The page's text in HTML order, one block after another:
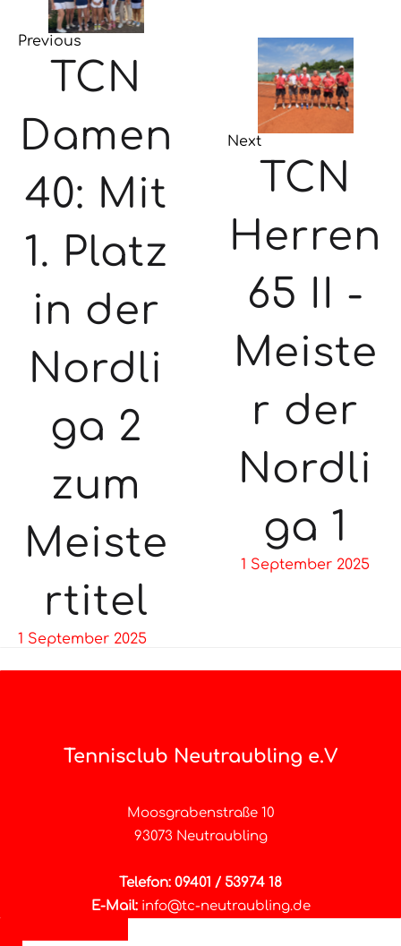
Previous
TCN
Damen
40: Mit
1. Platz
in der
Nordli
ga 2
zum
Meiste
rtitel
1 September 2025
Next
TCN
Herren
65 II -
Meiste
r der
Nordli
ga 1
1 September 2025
Tennisclub Neutraubling e.V
Moosgrabenstraße 10
93073 Neutraubling
Telefon: 09401 / 53974 18
E-Mail: info@tc-neutraubling.de